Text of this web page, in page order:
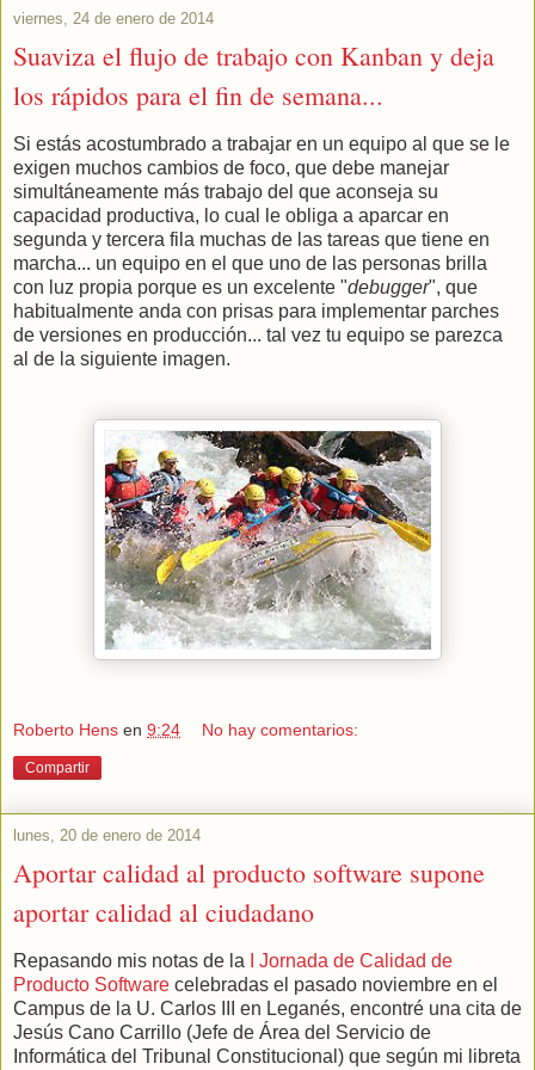
viernes, 24 de enero de 2014
Suaviza el flujo de trabajo con Kanban y deja
los rápidos para el fin de semana...
Si estás acostumbrado a trabajar en un equipo al que se le
exigen muchos cambios de foco, que debe manejar
simultáneamente más trabajo del que aconseja su
capacidad productiva, lo cual le obliga a aparcar en
segunda y tercera fila muchas de las tareas que tiene en
marcha... un equipo en el que uno de las personas brilla
con luz propia porque es un excelente "debugger", que
habitualmente anda con prisas para implementar parches
de versiones en producción... tal vez tu equipo se parezca
al de la siguiente imagen.
Roberto Hens en 9:24 No hay comentarios:
Compartir
lunes, 20 de enero de 2014
Aportar calidad al producto software supone
aportar calidad al ciudadano
Repasando mis notas de la
I Jornada de Calidad de
Producto Software celebradas el pasado noviembre en el
Campus de la U. Carlos III en Leganés, encontré una cita de
Jesús Cano Carrillo (Jefe de Área del Servicio de
Informática del Tribunal Constitucional) que según mi libreta